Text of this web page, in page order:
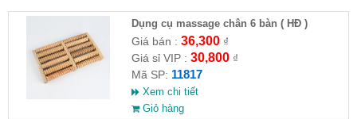
Dụng cụ massage chân 6 bàn ( HĐ )
Giá bán : 36,300₫
Giá sỉ VIP : 30,800₫
Mã SP: 11817
Xem chi tiết
Giỏ hàng